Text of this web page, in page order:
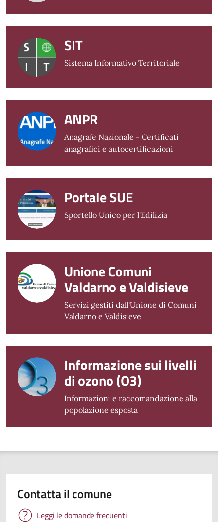
SIT
Sistema Informativo Territoriale
ANPR
Anagrafe Nazionale - Certificati
anagrafici e autocertificazioni
Portale SUE
Sportello Unico per l'Edilizia
Unione Comuni
Valdarno e Valdisieve
Servizi gestiti dall'Unione di Comuni
Valdarno e Valdisieve
Informazione sui livelli
di ozono (O3)
Informazioni e raccomandazione alla
popolazione esposta
Contatta il comune
Leggi le domande frequenti